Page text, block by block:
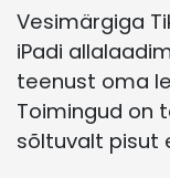
Vesimärgiga
iPadi
teenust oma
Toimingud on
sõltuvalt pisut